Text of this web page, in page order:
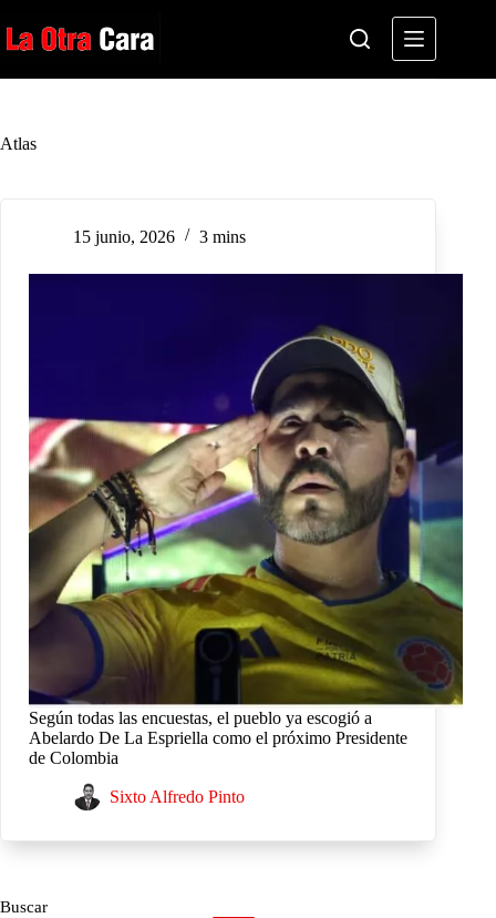
al
contenido
Atlas
15 junio, 2026 3 mins
Según todas las encuestas, el pueblo ya escogió a
Abelardo De La Espriella como el próximo Presidente
de Colombia
Sixto Alfredo Pinto
Buscar